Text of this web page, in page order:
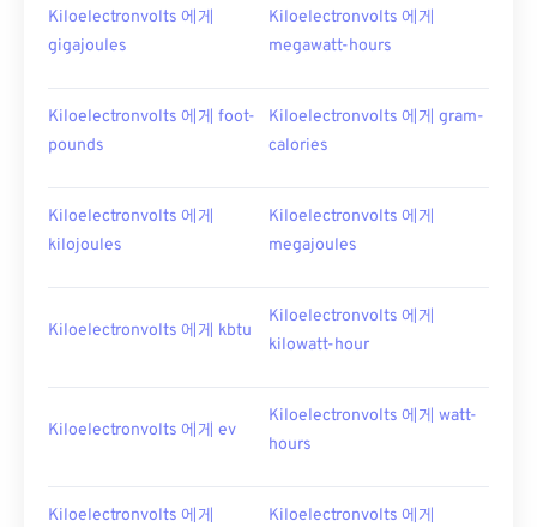
Kiloelectronvolts 에게
gigajoules
Kiloelectronvolts 에게
megawatt-hours
Kiloelectronvolts 에게 foot-
pounds
Kiloelectronvolts 에게 gram-
calories
Kiloelectronvolts 에게
kilojoules
Kiloelectronvolts 에게
megajoules
Kiloelectronvolts 에게 kbtu
Kiloelectronvolts 에게
kilowatt-hour
Kiloelectronvolts 에게 ev
Kiloelectronvolts 에게 watt-
hours
Kiloelectronvolts 에게
Kiloelectronvolts 에게